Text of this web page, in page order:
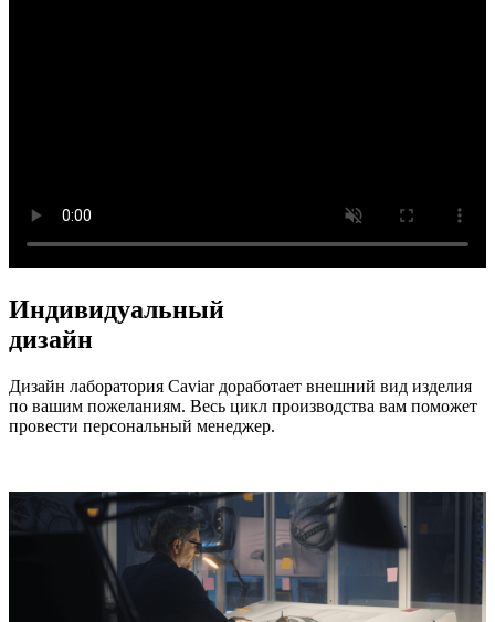
Индивидуальный
дизайн
Дизайн лаборатория Caviar доработает внешний вид изделия
по вашим пожеланиям. Весь цикл производства вам поможет
провести персональный менеджер.